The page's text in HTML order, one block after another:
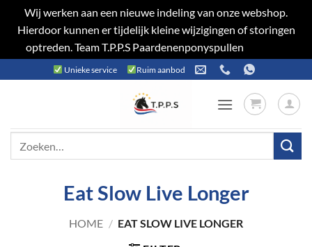
Wij werken aan een nieuwe indeling van onze webshop.
Hierdoor kunnen er tijdelijk kleine wijzigingen of storingen
optreden. Team T.P.P.S Paardenenponyspullen
naar
Unieke service Ruim aanbod
Eat Slow Live Longer
HOME / EAT SLOW LIVE LONGER